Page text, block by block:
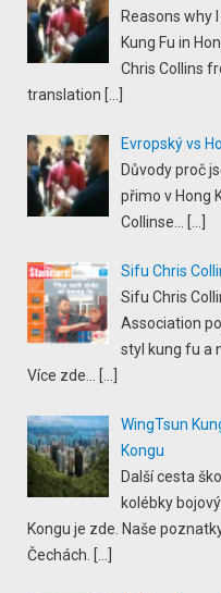
Reasons why
Kung Fu in
Chris Collins
translation
Evropský vs
Důvody proč
přimo v Hong
Collinse...
Sifu Chris
Sifu Chris
Association
styl kung fu a
Více zde...
WingTsun
Kongu
Další cesta
kolébky
Kongu je zde. Naše
Čechách.